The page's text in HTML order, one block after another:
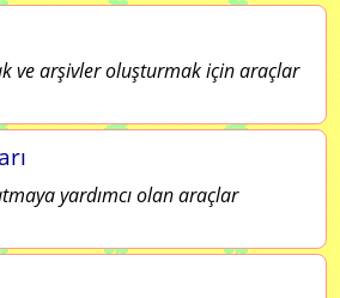
ve arşivler oluşturmak için araçlar
yardımcı olan araçlar